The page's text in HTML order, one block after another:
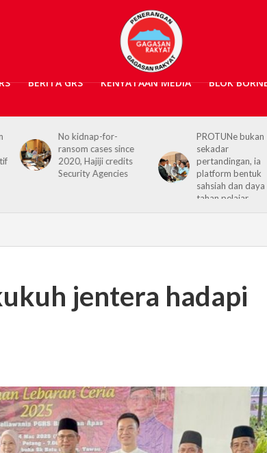
BERITA GRS KENYATAAN MEDIA BLOK
PROTUNe bukan
sekadar
pertandingan, ia
platform bentuk
Hajiji receives UK
Commissioner,
reaffirms enduring
Sabah–UK ties
jentera hadapi